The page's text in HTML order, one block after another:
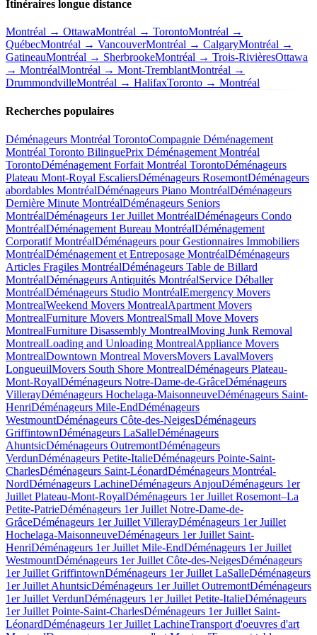
Itinéraires longue distance
Montréal → OttawaMontréal → TorontoMontréal →
QuébecMontréal → VancouverMontréal → CalgaryMontréal →
GatineauMontréal → SherbrookeMontréal → Trois-RivièresOttawa
→ MontréalMontréal → Mont-TremblantMontréal →
DrummondvilleMontréal → HalifaxToronto → Montréal
Recherches populaires
Déménageurs Montréal TorontoCompagnie Déménagement
Montréal Toronto BilinguePrix Déménagement Montréal
TorontoDéménagement Forfait Montréal TorontoDéménageurs
Plateau Mont-Royal EscaliersDéménageurs RosemontDéménageurs
abordables MontréalDéménageurs Piano MontréalDéménageurs
Dernière Minute MontréalDéménageurs Seniors
MontréalDéménageurs 1er Juillet MontréalDéménageurs Condo
MontréalDéménagement Bureau MontréalDéménagement
Corporatif MontréalDéménageurs pour Gestionnaires Immobiliers
MontréalDéménagement et Entreposage MontréalDéménageurs
Articles Fragiles MontréalDéménageurs Table de Billard
MontréalDéménageurs Antiquités MontréalService Déballer
MontréalDéménageurs Studio MontréalEmergency Movers
MontrealWeekend Movers MontrealApartment Movers
MontrealFurniture Movers MontrealSmall Move Movers
MontrealFurniture Disassembly MontrealMoving Junk Removal
MontrealLoading and Unloading MontrealAppliance Movers
MontrealDowntown Montreal MoversMovers LavalMovers
LongueuilMovers South Shore MontrealDéménageurs Plateau-
Mont-RoyalDéménageurs Notre-Dame-de-GrâceDéménageurs
VillerayDéménageurs Hochelaga-MaisonneuveDéménageurs Saint-
HenriDéménageurs Mile-EndDéménageurs
WestmountDéménageurs Côte-des-NeigesDéménageurs
GriffintownDéménageurs LaSalleDéménageurs
AhuntsicDéménageurs OutremontDéménageurs
VerdunDéménageurs Petite-ItalieDéménageurs Pointe-Saint-
CharlesDéménageurs Saint-LéonardDéménageurs Montréal-
NordDéménageurs LachineDéménageurs AnjouDéménageurs 1er
Juillet Plateau-Mont-RoyalDéménageurs 1er Juillet Rosemont–La
Petite-PatrieDéménageurs 1er Juillet Notre-Dame-de-
GrâceDéménageurs 1er Juillet VillerayDéménageurs 1er Juillet
Hochelaga-MaisonneuveDéménageurs 1er Juillet Saint-
HenriDéménageurs 1er Juillet Mile-EndDéménageurs 1er Juillet
WestmountDéménageurs 1er Juillet Côte-des-NeigesDéménageurs
1er Juillet GriffintownDéménageurs 1er Juillet LaSalleDéménageurs
1er Juillet AhuntsicDéménageurs 1er Juillet OutremontDéménageurs
1er Juillet VerdunDéménageurs 1er Juillet Petite-ItalieDéménageurs
1er Juillet Pointe-Saint-CharlesDéménageurs 1er Juillet Saint-
LéonardDéménageurs 1er Juillet LachineTransport d'oeuvres d'art